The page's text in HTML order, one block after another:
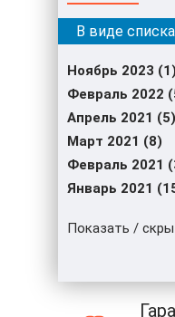
Ноябрь 2023 (1)
Февраль 2022
Апрель 2021 (5)
Март 2021 (8)
Февраль 2021
Январь 2021
Показать /